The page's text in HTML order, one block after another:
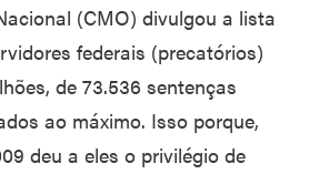
(CMO) divulgou a lista
federais (precatórios)
de 73.536 sentenças
ao máximo. Isso porque,
deu a eles o privilégio de